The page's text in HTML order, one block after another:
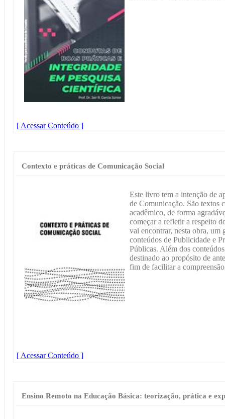
[ Acessar Conteúdo ]
Contexto e práticas de Comunicação Social
Este livro tem a intenção de
de Comunicação. São textos
acadêmico, de forma
começar a refletir a respeito
vai encontrar, nesta obra, um
conteúdos de Publicidade e
Públicas. Além dos
destinado ao propósito de
fim de facilitar a
[ Acessar Conteúdo ]
Ensino Remoto na Educação Básica: teorização, prática e